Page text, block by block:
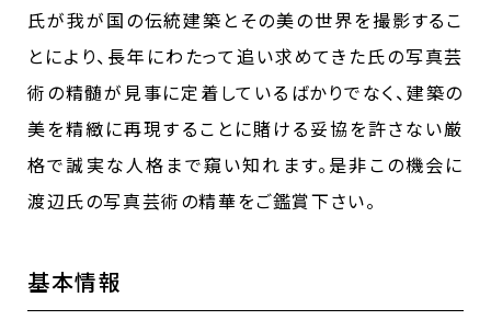
氏が我が国の伝統建築とその美の世界を撮影するこ
とにより、長年にわたって追い求めてきた氏の写真芸
術の精髄が見事に定着しているばかりでなく、建築の
美を精緻に再現することに賭ける妥協を許さない厳
格で誠実な人格まで窺い知れます。是非この機会に
渡辺氏の写真芸術の精華をご鑑賞下さい。
基本情報